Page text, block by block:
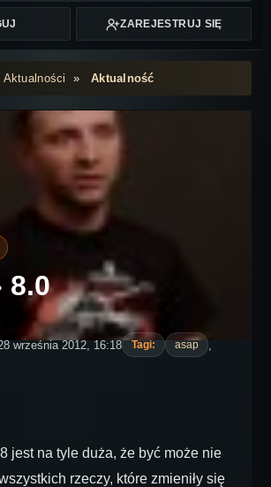
ZAREJESTRUJ SIĘ
Aktualności »Aktualność
8.0
września 2012, 16:18 Tagi: asap ,
jest na tyle duża, że być może nie
rzeczy, które zmieniły się